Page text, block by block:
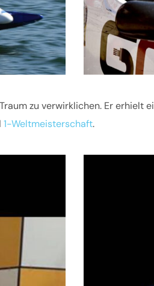
zu verwirklichen. Er erhielt
1-Weltmeisterschaft.